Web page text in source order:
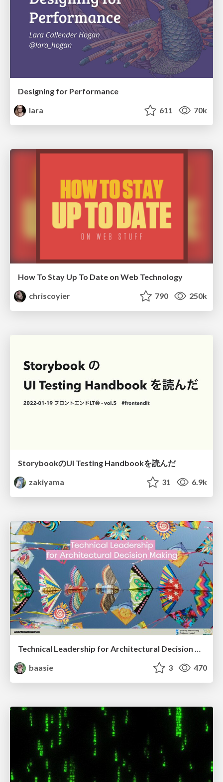
Designing for Performance
lara
611 70k
How To Stay Up To Date on Web Technology
chriscoyier
790 250k
StorybookのUI Testing Handbookを読んだ
zakiyama
31 6.9k
Technical Leadership for Architectural Decision Making
baasie
3 470